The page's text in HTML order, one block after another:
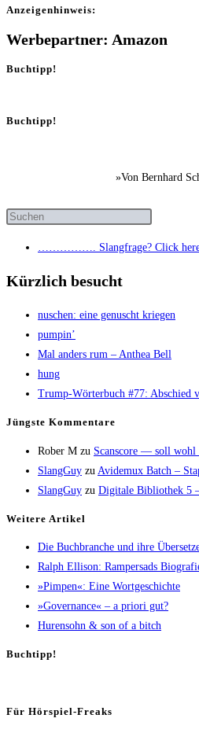
Anzei­gen­hin­weis:
Werbepartner: Amazon
Buchtipp!
Buchtipp!
»Von Bernhard
……………. Slang­fra­ge? Click
Kürzlich besucht
nuschen: eine genuscht kriegen
pum­pin’
Mal anders rum – Anthea Bell
hung
Trump-Wör­ter­buch #77: Abschied
Jüngs­te Kommentare
Rober M zu Scans­core — soll wohl
SlangGuy zu Avi­de­mux Batch –
SlangGuy zu Digi­ta­le Biblio­thek 5
Wei­te­re Artikel
Die Buch­bran­che und ihre
Ralph Elli­son: Ram­pers­ads
»Pim­pen«: Eine Wortgeschichte
»Gover­nan­ce« – a prio­ri gut?
Huren­sohn & son of a bitch
Buch­tipp!
Für Hör­spiel-Freaks